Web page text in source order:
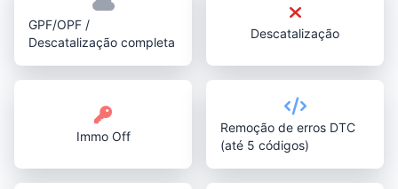
GPF/OPF /
Descatalização completa
Descatalização
Immo Off
Remoção de erros DTC
(até 5 códigos)